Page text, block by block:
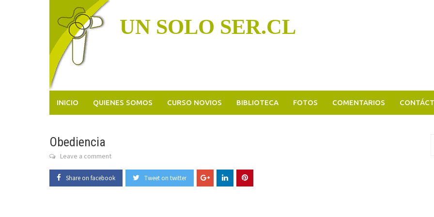
UN SOLO SER.CL
INICIO QUIENES SOMOS CURSO NOVIOS BIBLIOTECA FOTOS COMENTARIOS
Obediencia
Leave a comment
Share on facebook Tweet on twitter